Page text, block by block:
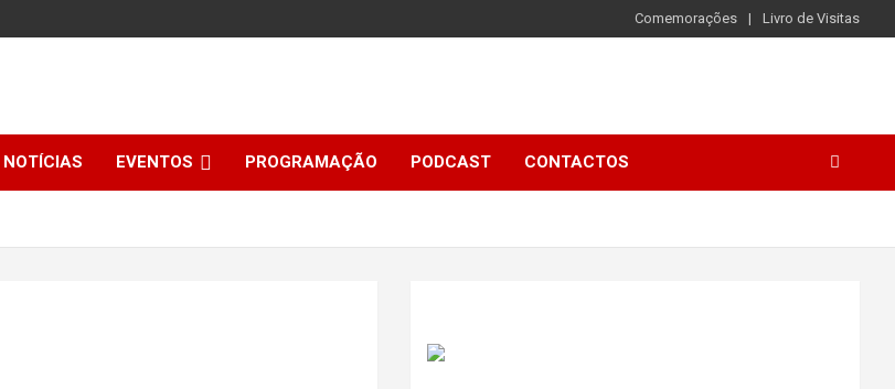
Comemorações Livro de Visitas
NOTÍCIAS EVENTOS PROGRAMAÇÃO PODCAST CONTACTOS